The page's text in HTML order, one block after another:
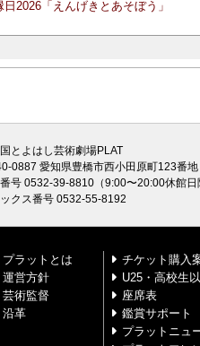
2026「えんげきとあそぼう」
とよはし芸術劇場PLAT
0887 愛知県豊橋市西小田原町123番地
号 0532-39-8810（9:00〜20:00休館日
クス番号 0532-55-8192
プラットとは
運営方針
芸術監督
沿革
チケット購入
U25・高校生
座席表
鑑賞サポート
プラットニュ